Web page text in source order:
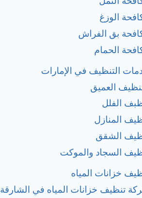
الوزغ
بق الفراش
الحمام
التنظيف في الإمارات
العميق
الفلل
المنازل
الشقق
السجاد والموكت
خزانات المياه
تنظيف خزانات المياه في الشارقة